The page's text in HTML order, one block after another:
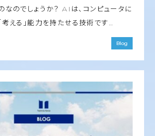
なのでしょうか？ AIは、コンピュータに
考える」能力を持たせる技術です…
Blog